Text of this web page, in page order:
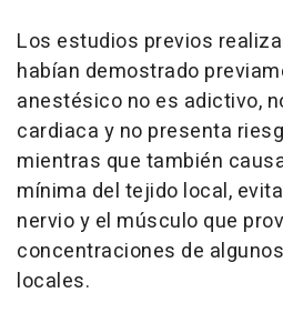
Los estudios previos
habían demostrado
anestésico no es adictivo,
cardiaca y no presenta
mientras que también
mínima del tejido local,
nervio y el músculo que
concentraciones de
locales.